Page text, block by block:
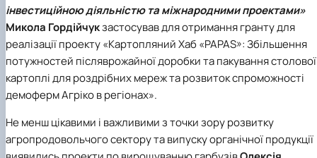
інвестиційною діяльністю та міжнародними проектами»
Микола Гордійчукзастосував для отримання гранту для
реалізації проекту «Картопляний Хаб «PAPAS»: Збільшення
потужностей післяврожайної доробки та пакування столової
картоплі для роздрібних мереж та розвиток спроможності
демоферм Агріко в регіонах».
Не менш цікавими і важливими з точки зору розвитку
агропродовольчого сектору та випуску органічної продукції